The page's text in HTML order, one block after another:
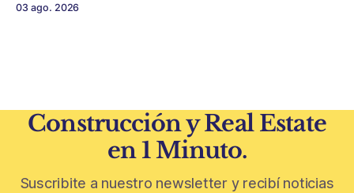
avanza con una de las obras más ambiciosas del
03 ago. 2026
Construcción y Real Estate
en 1 Minuto.
Suscribite a nuestro newsletter y recibí noticias